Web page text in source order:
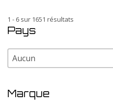
1 - 6 sur 1651 résultats
Pays
Pays
Pays
Marque